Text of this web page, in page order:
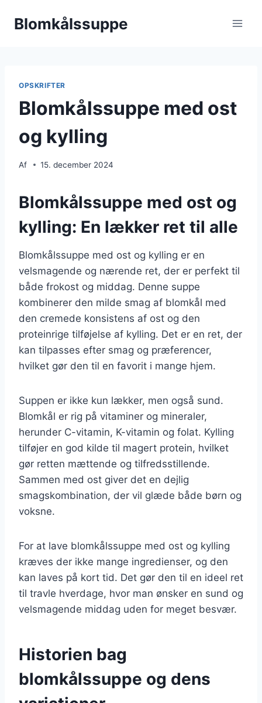
Blomkålssuppe
OPSKRIFTER
Blomkålssuppe med ost
og kylling
Af 15. december 2024
Blomkålssuppe med ost og
kylling: En lækker ret til alle
Blomkålssuppe med ost og kylling er en
velsmagende og nærende ret, der er perfekt til
både frokost og middag. Denne suppe
kombinerer den milde smag af blomkål med
den cremede konsistens af ost og den
proteinrige tilføjelse af kylling. Det er en ret, der
kan tilpasses efter smag og præferencer,
hvilket gør den til en favorit i mange hjem.
Suppen er ikke kun lækker, men også sund.
Blomkål er rig på vitaminer og mineraler,
herunder C-vitamin, K-vitamin og folat. Kylling
tilføjer en god kilde til magert protein, hvilket
gør retten mættende og tilfredsstillende.
Sammen med ost giver det en dejlig
smagskombination, der vil glæde både børn og
voksne.
For at lave blomkålssuppe med ost og kylling
kræves der ikke mange ingredienser, og den
kan laves på kort tid. Det gør den til en ideel ret
til travle hverdage, hvor man ønsker en sund og
velsmagende middag uden for meget besvær.
Historien bag
blomkålssuppe og dens